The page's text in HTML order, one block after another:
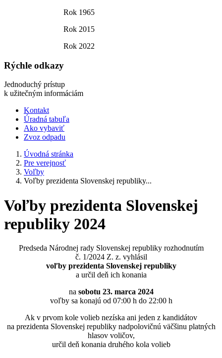
Rok 1965
Rok 2015
Rok 2022
Rýchle odkazy
Jednoduchý prístup
k užitečným informáciám
Kontakt
Úradná tabuľa
Ako vybaviť
Zvoz odpadu
Úvodná stránka
Pre verejnosť
Voľby
Voľby prezidenta Slovenskej republiky...
Voľby prezidenta Slovenskej
republiky 2024
Predseda Národnej rady Slovenskej republiky rozhodnutím
č. 1/2024 Z. z. vyhlásil
voľby prezidenta Slovenskej republiky
a určil deň ich konania
na sobotu 23. marca 2024
voľby sa konajú od 07:00 h do 22:00 h
Ak v prvom kole volieb nezíska ani jeden z kandidátov
na prezidenta Slovenskej republiky nadpolovičnú väčšinu platných
hlasov voličov,
určil deň konania druhého kola volieb